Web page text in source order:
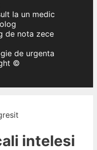
la un medic
de nota zece
de urgenta
©
intelesi